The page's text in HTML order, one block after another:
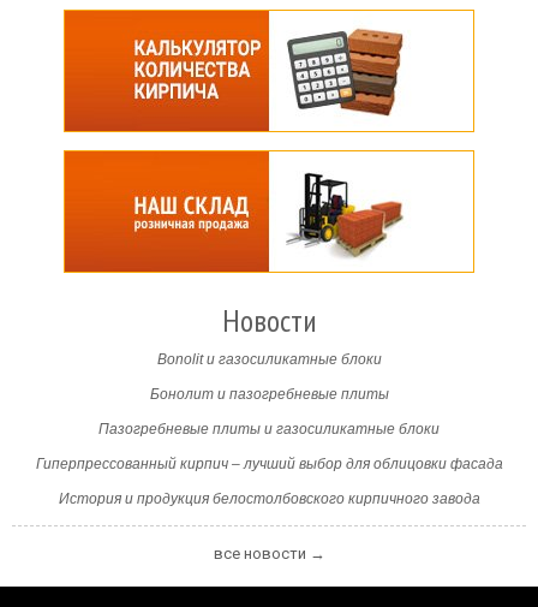
Новости
Bonolit и газосиликатные блоки
Бонолит и пазогребневые плиты
Пазогребневые плиты и газосиликатные блоки
Гиперпрессованный кирпич – лучший выбор для облицовки фасада
История и продукция белостолбовского кирпичного завода
все новости →